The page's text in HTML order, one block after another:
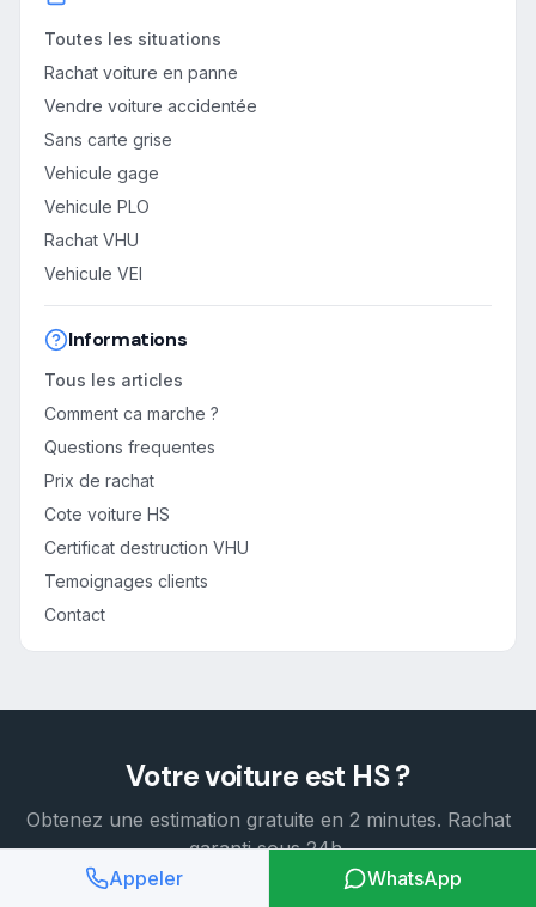
Toutes les situations
Rachat voiture en panne
Vendre voiture accidentée
Sans carte grise
Vehicule gage
Vehicule PLO
Rachat VHU
Vehicule VEI
Informations
Tous les articles
Comment ca marche ?
Questions frequentes
Prix de rachat
Cote voiture HS
Certificat destruction VHU
Temoignages clients
Contact
Votre voiture est HS ?
Obtenez une estimation gratuite en 2 minutes. Rachat
garanti sous 24h.
Estimation gratuite
Appeler WhatsApp